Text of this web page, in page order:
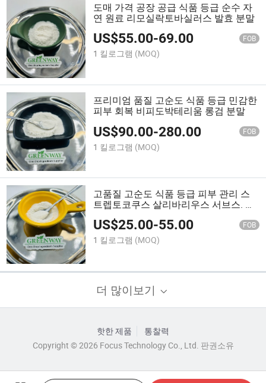
도매 가격 공장 공급 식품 등급 순수 자
연 원료 리모실락토바실러스 발효 분말
US$55.00-69.00 FOB
1 킬로그램 (MOQ)
프리미엄 품질 고순도 식품 등급 민감한
피부 회복 비피도박테리움 롱검 분말
US$90.00-280.00 FOB
1 킬로그램 (MOQ)
고품질 고순도 식품 등급 피부 관리 스
트렙토코쿠스 살리바리우스 서브스. 테
르모필루스
US$25.00-55.00 FOB
1 킬로그램 (MOQ)
더 많이보기
핫한 제품
통찰력
Copyright © 2026 Focus Technology Co., Ltd. 판권소유